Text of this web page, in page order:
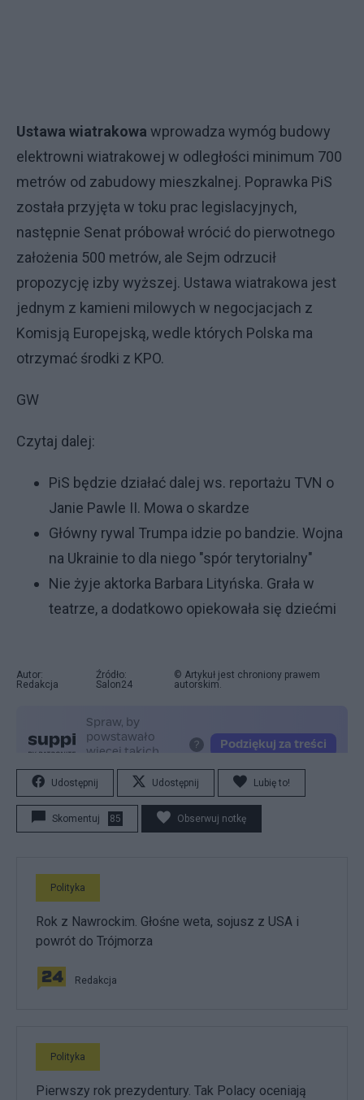
Ustawa wiatrakowa wprowadza wymóg budowy
elektrowni wiatrakowej w odległości minimum 700
metrów od zabudowy mieszkalnej. Poprawka PiS
została przyjęta w toku prac legislacyjnych,
następnie Senat próbował wrócić do pierwotnego
założenia 500 metrów, ale Sejm odrzucił
propozycję izby wyższej. Ustawa wiatrakowa jest
jednym z kamieni milowych w negocjacjach z
Komisją Europejską, wedle których Polska ma
otrzymać środki z KPO.
GW
Czytaj dalej:
PiS będzie działać dalej ws. reportażu TVN o
Janie Pawle II. Mowa o skardze
Główny rywal Trumpa idzie po bandzie. Wojna
na Ukrainie to dla niego "spór terytorialny"
Nie żyje aktorka Barbara Lityńska. Grała w
teatrze, a dodatkowo opiekowała się dziećmi
Autor:
Redakcja
Źródło:
Salon24
© Artykuł jest chroniony prawem
autorskim.
Udostępnij Udostępnij Lubię to!
Skomentuj 85 Obserwuj notkę
Polityka
Rok z Nawrockim. Głośne weta, sojusz z USA i
powrót do Trójmorza
Redakcja
Polityka
Pierwszy rok prezydentury. Tak Polacy oceniają